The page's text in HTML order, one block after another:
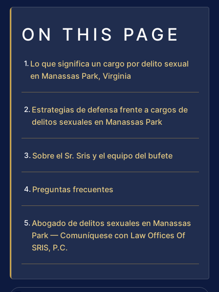
ON THIS PAGE
Lo que significa un cargo por delito sexual
en Manassas Park, Virginia
Estrategias de defensa frente a cargos de
delitos sexuales en Manassas Park
Sobre el Sr. Sris y el equipo del bufete
Preguntas frecuentes
Abogado de delitos sexuales en Manassas
Park — Comuníquese con Law Offices Of
SRIS, P.C.